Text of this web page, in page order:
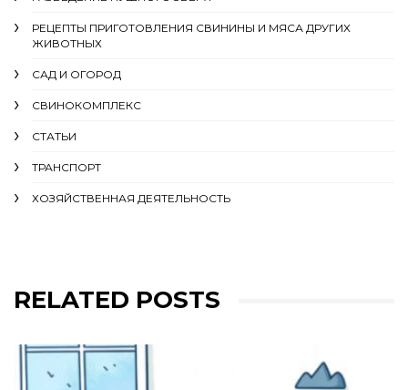
РЕЦЕПТЫ ПРИГОТОВЛЕНИЯ СВИНИНЫ И МЯСА ДРУГИХ
ЖИВОТНЫХ
САД И ОГОРОД
СВИНОКОМПЛЕКС
СТАТЬИ
ТРАНСПОРТ
ХОЗЯЙСТВЕННАЯ ДЕЯТЕЛЬНОСТЬ
RELATED POSTS